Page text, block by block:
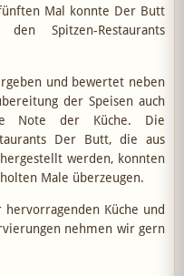
Mal konnte Der Butt
Spitzen-Restaurants
und bewertet neben
der Speisen auch
Note der Küche. Die
Der Butt, die aus
werden, konnten
Male überzeugen.
Küche und
nehmen wir gern